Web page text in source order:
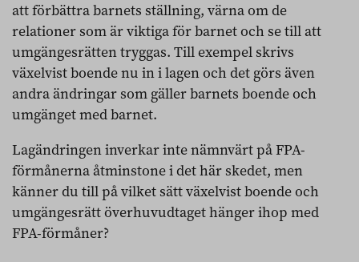
att förbättra barnets ställning, värna om de
relationer som är viktiga för barnet och se till att
umgängesrätten tryggas. Till exempel skrivs
växelvist boende nu in i lagen och det görs även
andra ändringar som gäller barnets boende och
umgänget med barnet.
Lagändringen inverkar inte nämnvärt på FPA-
förmånerna åtminstone i det här skedet, men
känner du till på vilket sätt växelvist boende och
umgängesrätt överhuvudtaget hänger ihop med
FPA-förmåner?